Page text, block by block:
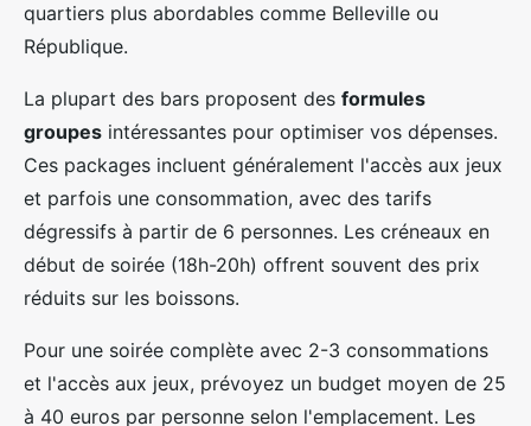
quartiers plus abordables comme Belleville ou
République.
La plupart des bars proposent des formules
groupes intéressantes pour optimiser vos dépenses.
Ces packages incluent généralement l'accès aux jeux
et parfois une consommation, avec des tarifs
dégressifs à partir de 6 personnes. Les créneaux en
début de soirée (18h-20h) offrent souvent des prix
réduits sur les boissons.
Pour une soirée complète avec 2-3 consommations
et l'accès aux jeux, prévoyez un budget moyen de 25
à 40 euros par personne selon l'emplacement. Les